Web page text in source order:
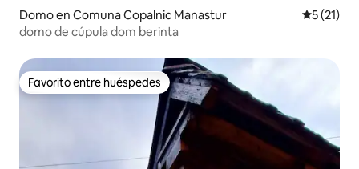
Domo en Comuna Copalnic Manastur
5 (21)
domo de cúpula dom berinta
Favorito entre huéspedes
Favorito entre huéspedes